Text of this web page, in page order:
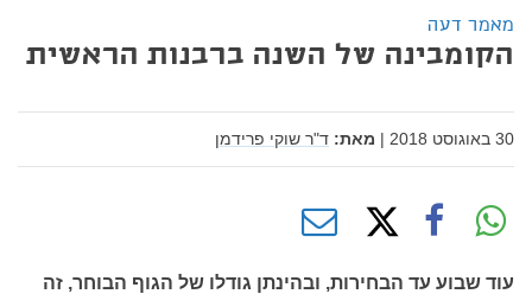
מאמר דעה
הקומבינה של השנה ברבנות הראשית
30 באוגוסט 2018 | מאת: ד"ר שוקי פרידמן
עוד שבוע עד הבחירות, ובהינתן גודלו של הגוף הבוחר, זה